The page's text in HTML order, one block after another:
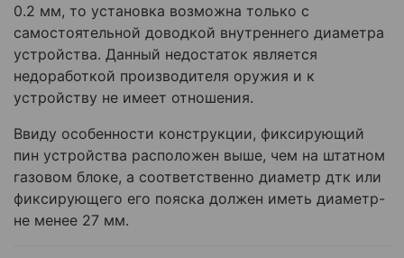
0.2 мм, то установка возможна только с
самостоятельной доводкой внутреннего диаметра
устройства. Данный недостаток является
недоработкой производителя оружия и к
устройству не имеет отношения.
Ввиду особенности конструкции, фиксирующий
пин устройства расположен выше, чем на штатном
газовом блоке, а соответственно диаметр дтк или
фиксирующего его пояска должен иметь диаметр-
не менее 27 мм.